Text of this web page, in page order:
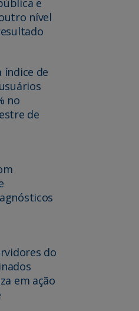
nível
índice de
no
de
do
em ação